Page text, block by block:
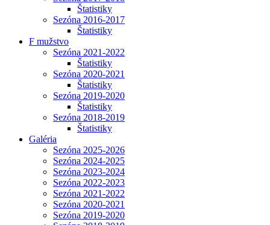
Štatistiky
Sezóna 2016-2017
Štatistiky
F mužstvo
Sezóna 2021-2022
Štatistiky
Sezóna 2020-2021
Štatistiky
Sezóna 2019-2020
Štatistiky
Sezóna 2018-2019
Štatistiky
Galéria
Sezóna 2025-2026
Sezóna 2024-2025
Sezóna 2023-2024
Sezóna 2022-2023
Sezóna 2021-2022
Sezóna 2020-2021
Sezóna 2019-2020